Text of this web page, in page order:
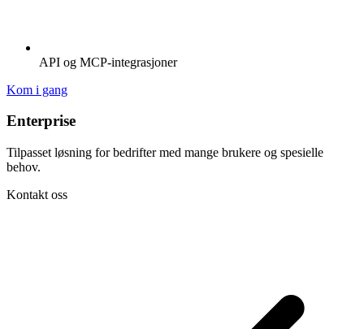
API og MCP-integrasjoner
Kom i gang
Enterprise
Tilpasset løsning for bedrifter med mange brukere og spesielle
behov.
Kontakt oss